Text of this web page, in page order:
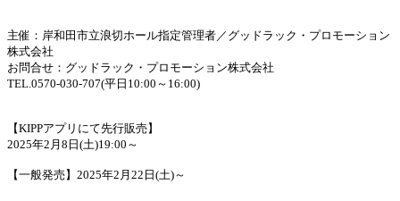
主催：岸和田市立浪切ホール指定管理者／グッドラック・プロモーション
株式会社
お問合せ：グッドラック・プロモーション株式会社
TEL.0570-030-707(平日10:00～16:00)
【KIPPアプリにて先行販売】
2025年2月8日(土)19:00～
【一般発売】2025年2月22日(土)～